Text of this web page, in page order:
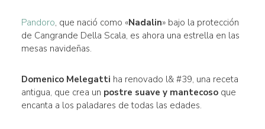
Pandoro, que nació como «Nadalin» bajo la protección
de Cangrande Della Scala, es ahora una estrella en las
mesas navideñas.
Domenico Melegatti ha renovado l& #39, una receta
antigua, que crea un postre suave y mantecosoque
encanta a los paladares de todas las edades.